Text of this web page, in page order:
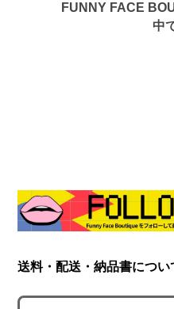
FUNNY FACE
中
送料・配送・納品書につい